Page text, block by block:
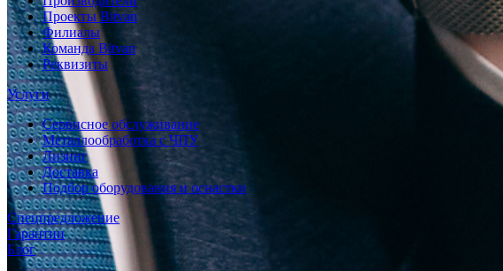
Проекты Bitvan
Филиалы
Команда Bitvan
Реквизиты
Услуги
Сервисное обслуживание
Металлообработка с ЧПУ
Лизинг
Доставка
Подбор оборудования и оснастки
Спецпредложение
Гарантии
Блог